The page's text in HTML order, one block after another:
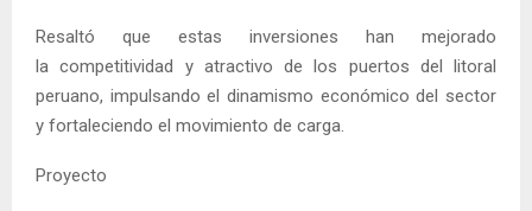
Resaltó que estas inversiones han mejorado
la competitividad y atractivo de los puertos del litoral
peruano, impulsando el dinamismo económico del sector
y fortaleciendo el movimiento de carga.
Proyecto